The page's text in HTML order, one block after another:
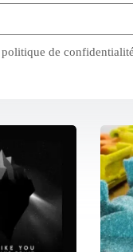
politique de confidentialité